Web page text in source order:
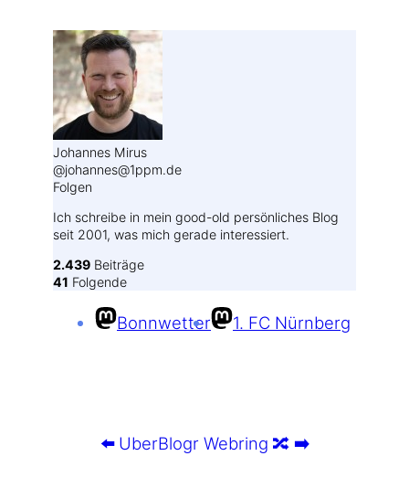
Johannes Mirus
@johannes@1ppm.de
Folgen
Ich schreibe in mein good-old persönliches Blog
seit 2001, was mich gerade interessiert.
2.439 Beiträge
41 Folgende
Bonnwetter 1. FC Nürnberg
⬅️ UberBlogr Webring 🔀 ➡️